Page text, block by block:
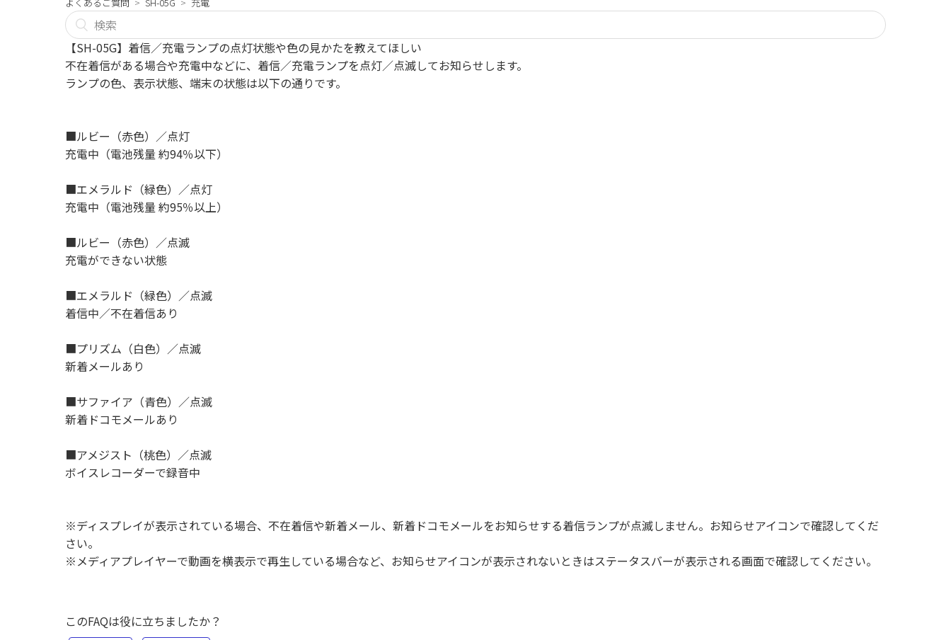
【SH-05G】着信／充電ランプの点灯状態や色の見かたを教えてほしい
不在着信がある場合や充電中などに、着信／充電ランプを点灯／点滅してお知らせします。
ランプの色、表示状態、端末の状態は以下の通りです。
■ルビー（赤色）／点灯
充電中（電池残量 約94％以下）
■エメラルド（緑色）／点灯
充電中（電池残量 約95％以上）
■ルビー（赤色）／点滅
充電ができない状態
■エメラルド（緑色）／点滅
着信中／不在着信あり
■プリズム（白色）／点滅
新着メールあり
■サファイア（青色）／点滅
新着ドコモメールあり
■アメジスト（桃色）／点滅
ボイスレコーダーで録音中
※ディスプレイが表示されている場合、不在着信や新着メール、新着ドコモメールをお知らせする着信ランプが点滅しません。お知らせアイコンで確認してくだ
さい。
※メディアプレイヤーで動画を横表示で再生している場合など、お知らせアイコンが表示されないときはステータスバーが表示される画面で確認してください。
このFAQは役に立ちましたか？